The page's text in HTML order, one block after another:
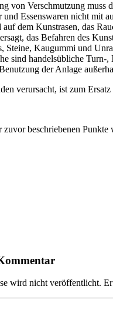
von Verschmutzung muss
und Essenswaren nicht mit
auf dem Kunstrasen, das
das Befahren des
Steine, Kaugummi und
sind handelsübliche Turn-,
der Anlage
verursacht, ist zum
zuvor beschriebenen
wird nicht veröffentlicht.